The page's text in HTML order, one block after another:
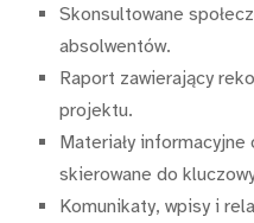
Skonsultowane
absolwentów.
Raport zawierający
projektu.
Materiały
skierowane do
Komunikaty, wpisy i